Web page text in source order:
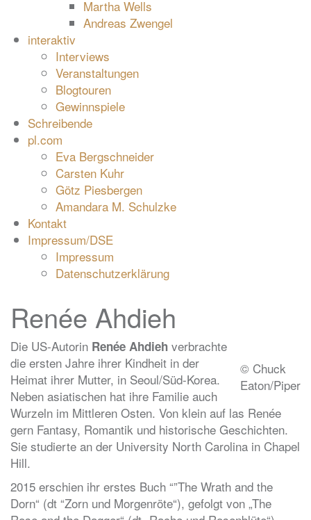
Martha Wells
Andreas Zwengel
interaktiv
Interviews
Veranstaltungen
Blogtouren
Gewinnspiele
Schreibende
pl.com
Eva Bergschneider
Carsten Kuhr
Götz Piesbergen
Amandara M. Schulzke
Kontakt
Impressum/DSE
Impressum
Datenschutzerklärung
Renée Ahdieh
© Chuck
Eaton/Piper
Die US-Autorin Renée Ahdieh verbrachte
die ersten Jahre ihrer Kindheit in der
Heimat ihrer Mutter, in Seoul/Süd-Korea.
Neben asiatischen hat ihre Familie auch
Wurzeln im Mittleren Osten. Von klein auf las Renée
gern Fantasy, Romantik und historische Geschichten.
Sie studierte an der University North Carolina in Chapel
Hill.
2015 erschien ihr erstes Buch “”The Wrath and the
Dorn“ (dt “Zorn und Morgenröte“), gefolgt von „The